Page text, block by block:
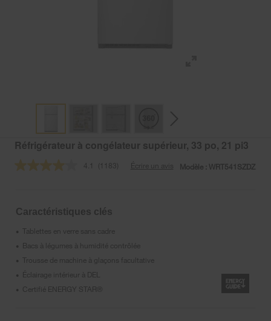
Réfrigérateur à congélateur supérieur, 33 po, 21 pi3
4.1 Lire
Lien
vers
la
même
page.
(1183) Écrire un avis Modèle : WRT541SZDZ
Caractéristiques clés
• Tablettes en verre sans cadre
• Bacs à légumes à humidité contrôlée
• Trousse de machine à glaçons facultative
• Éclairage intérieur à DEL
• Certifié ENERGY STAR®